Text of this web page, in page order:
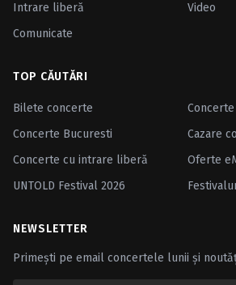
Intrare liberă
Video
Comunicate
TOP CĂUTĂRI
Bilete concerte
Concerte Bucuresti
Cazare
Concerte cu intrare liberă
Oferte
UNTOLD Festival 2026
NEWSLETTER
Primești pe email concertele lunii și